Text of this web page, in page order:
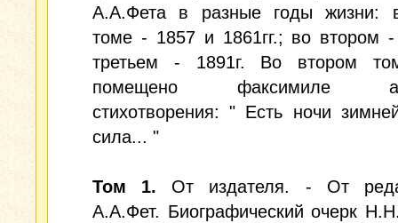
А.А.Фета в разные годы жизни:
томе - 1857 и 1861гг.; во втором -
третьем - 1891г. Во втором
помещено факсимиле
стихотворения: " Есть ночи
сила... "
Том 1. От издателя. - От
А.А.Фет. Биографический очерк